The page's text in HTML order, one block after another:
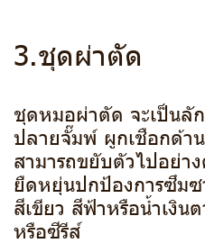
3.ชุดผ่าตัด
ชุดหมอผ่าตัด จะเป็น
ปลายจั๊มพ์ ผูกเชือกด้
สามารถขยับตัวไปอย่า
ยืดหยุ่นปกป้องการซึม
สีเขียว สีฟ้าหรือน้ำเงิน
หรือซีรีส์